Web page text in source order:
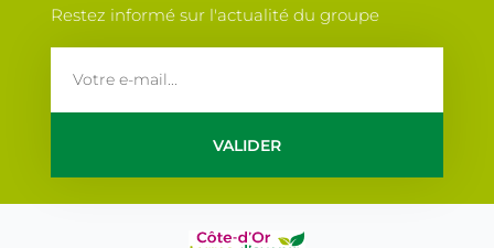
Restez informé sur l'actualité du groupe
VALIDER